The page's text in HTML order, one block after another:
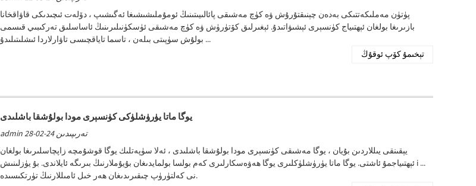
پۈتۈن مەملىكەتتىكى بەدەن چېنىقتۇرۇش ۋە كۈچ مەشىقى پائالىيىتىنىڭ ئومۇملىشىشىغا ئەگىشىپ ، دۆلەت ئىچىدىكى قاۋاقخانا
بازىرىغا بولغان ئېھتىياج كۈنسېرى ئېشىۋاتىدۇ. ئېغىرلىق كۆتۈرۈش ۋە كۈچ مەشىقى ئۈسكۈنىلىرىنىڭ ئاساسلىق تەركىبىي قىسمى
بولۇش سۈپىتى بىلەن ، تاسما تاياقچىسى تاۋارلاردا ئىشلىتىلىدۇ ...
تېخىمۇ كۆپ ئوقۇڭ
يوگا ماتا يۈرۈشلۈكى كۈنسېرى مودا بولۇشقا باشلىدى
admin تەرىپىدىن 24-02-28
يېقىنقى يىللاردىن بۇيان ، يوگا مەشىقى كۈنسېرى مودا بولۇشقا باشلىدى ، ئەلا سۈپەتلىك يوگا قوشۇمچە زاپچاسلىرىغا بولغان
ئېھتىياجمۇ ئاشتى. يوگا ماتا يۈرۈشلۈكلىرى يوگا ھەۋەسكارلىرى كەم بولسا بولمايدىغان بۇيۇملارنىڭ بىرىگە ئايلاندى. بۇ يۈزلىنىش i ...
نى كەلتۈرۈپ چىقىرىدىغان ھەر خىل ئامىللارنىڭ تۈرتكىسىدە.